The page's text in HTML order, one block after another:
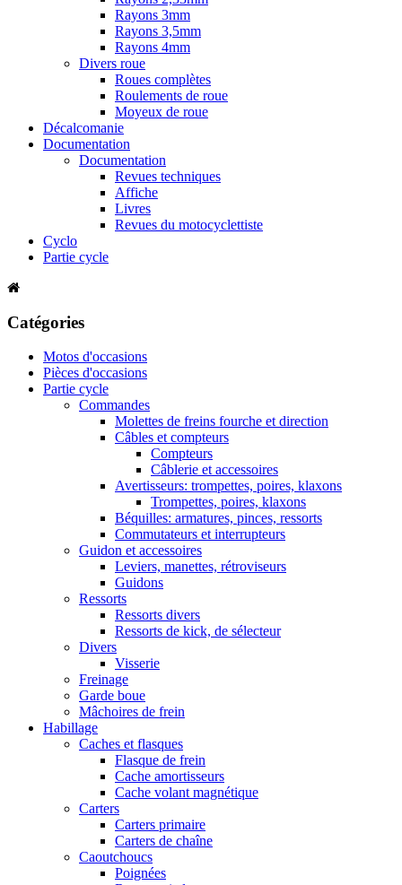
Rayons 3mm
Rayons 3,5mm
Rayons 4mm
Divers roue
Roues complètes
Roulements de roue
Moyeux de roue
Décalcomanie
Documentation
Documentation
Revues techniques
Affiche
Livres
Revues du motocyclettiste
Cyclo
Partie cycle
Catégories
Motos d'occasions
Pièces d'occasions
Partie cycle
Commandes
Molettes de freins fourche et direction
Câbles et compteurs
Compteurs
Câblerie et accessoires
Avertisseurs: trompettes, poires, klaxons
Trompettes, poires, klaxons
Béquilles: armatures, pinces, ressorts
Commutateurs et interrupteurs
Guidon et accessoires
Leviers, manettes, rétroviseurs
Guidons
Ressorts
Ressorts divers
Ressorts de kick, de sélecteur
Divers
Visserie
Freinage
Garde boue
Mâchoires de frein
Habillage
Caches et flasques
Flasque de frein
Cache amortisseurs
Cache volant magnétique
Carters
Carters primaire
Carters de chaîne
Caoutchoucs
Poignées